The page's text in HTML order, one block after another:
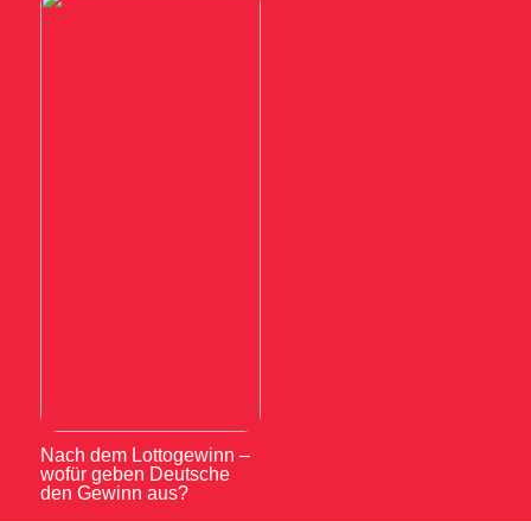
Nach dem Lottogewinn –
wofür geben Deutsche
den Gewinn aus?